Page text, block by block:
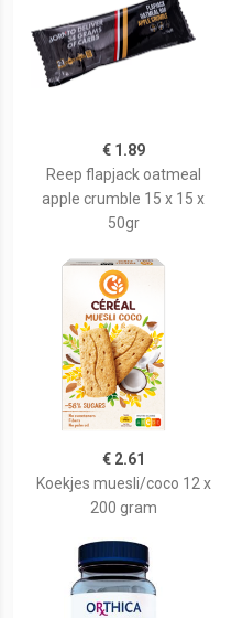
€ 1.89
Reep flapjack oatmeal
apple crumble 15 x 15 x
50gr
€ 2.61
Koekjes muesli/coco 12 x
200 gram